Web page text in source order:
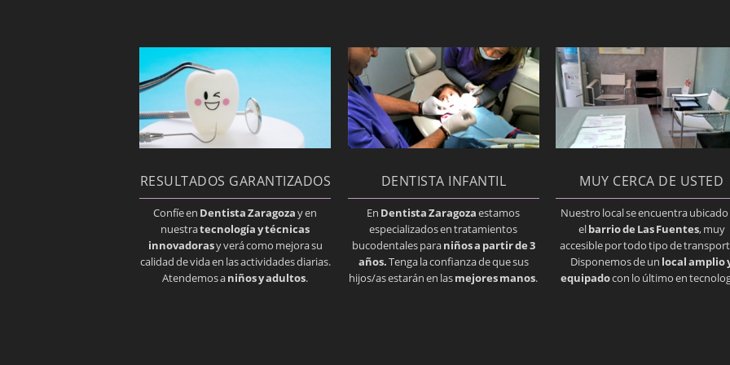
RESULTADOS GARANTIZADOS
Confíe en Dentista Zaragozay en
nuestratecnología y técnicas
innovadorasy verá como mejora su
calidad de vida en las actividades diarias.
Atendemos aniños y adultos.
DENTISTA INFANTIL
En Dentista Zaragozaestamos
especializados en tratamientos
bucodentales paraniños a partir de 3
años.Tenga la confianza de que sus
hijos/as estarán en lasmejores manos.
MUY CERCA DE USTED
Nuestro local se encuentra ubicado
elbarrio de Las Fuentes, muy
accesible por todo tipo de
Disponemos de un local amplio
equipadocon lo último en